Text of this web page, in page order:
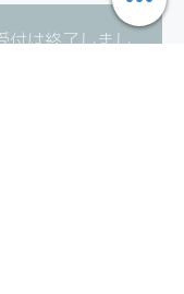
付は終了しまし